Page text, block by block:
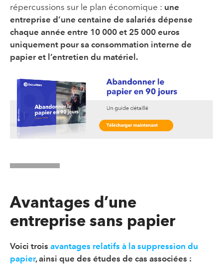
répercussions sur le plan économique : une
entreprise d’une centaine de salariés dépense
chaque année entre 10 000 et 25 000 euros
uniquement pour sa consommation interne de
papier et l’entretien du matériel.
Avantages d’une
entreprise sans papier
Voici trois avantages relatifs à la suppression du
papier, ainsi que des études de cas associées :